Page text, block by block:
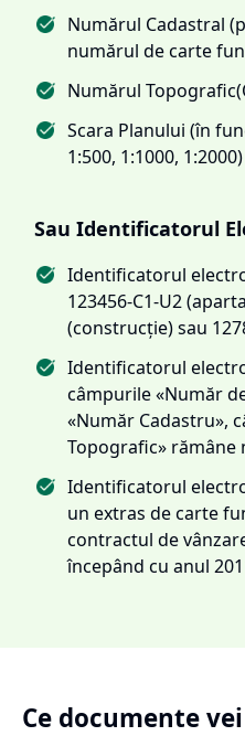
Numărul Cadastral
numărul de carte
Numărul
Scara Planului (în
1:500, 1:1000, 1:2000)
Sau Identificatorul
Identificatorul
123456-C1-U2
(construcție) sau
Identificatorul
câmpurile «Număr
«Număr Cadastru»,
Topografic» rămâne
Identificatorul
un extras de carte
contractul de
începând cu anul
Ce documente